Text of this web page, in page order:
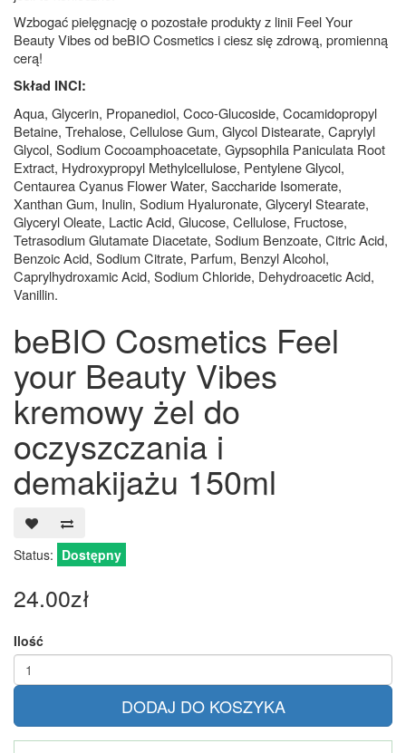
Wzbogać pielęgnację o pozostałe produkty z linii Feel Your
Beauty Vibes od beBIO Cosmetics i ciesz się zdrową, promienną
cerą!
Skład INCI:
Aqua, Glycerin, Propanediol, Coco-Glucoside, Cocamidopropyl
Betaine, Trehalose, Cellulose Gum, Glycol Distearate, Caprylyl
Glycol, Sodium Cocoamphoacetate, Gypsophila Paniculata Root
Extract, Hydroxypropyl Methylcellulose, Pentylene Glycol,
Centaurea Cyanus Flower Water, Saccharide Isomerate,
Xanthan Gum, Inulin, Sodium Hyaluronate, Glyceryl Stearate,
Glyceryl Oleate, Lactic Acid, Glucose, Cellulose, Fructose,
Tetrasodium Glutamate Diacetate, Sodium Benzoate, Citric Acid,
Benzoic Acid, Sodium Citrate, Parfum, Benzyl Alcohol,
Caprylhydroxamic Acid, Sodium Chloride, Dehydroacetic Acid,
Vanillin.
beBIO Cosmetics Feel
your Beauty Vibes
kremowy żel do
oczyszczania i
demakijażu 150ml
Status: Dostępny
24.00zł
Ilość
DODAJ DO KOSZYKA